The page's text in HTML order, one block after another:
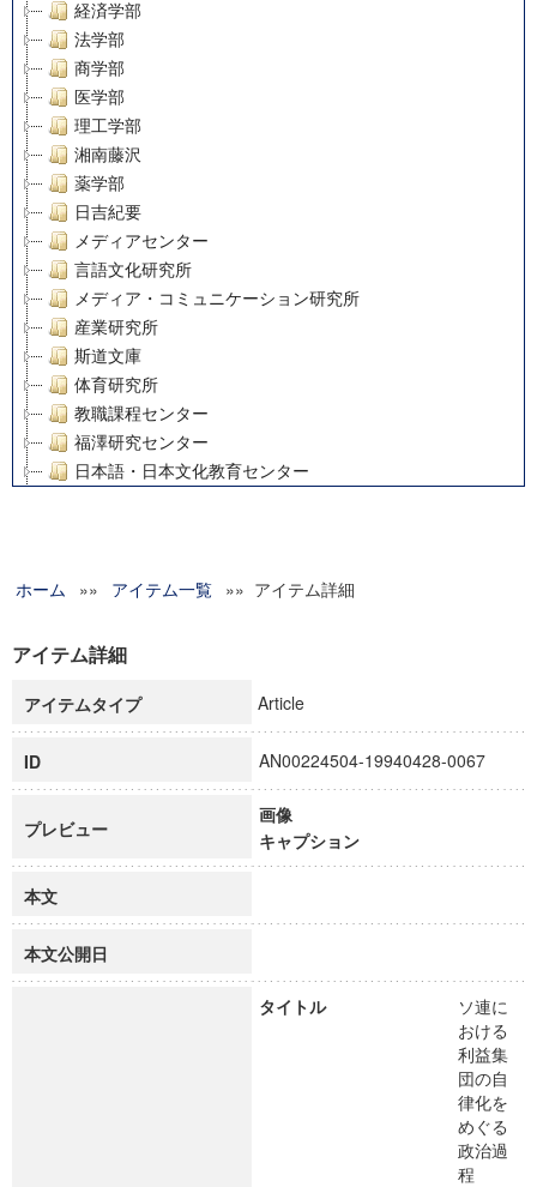
経済学部
法学部
商学部
医学部
理工学部
湘南藤沢
薬学部
日吉紀要
メディアセンター
言語文化研究所
メディア・コミュニケーション研究所
産業研究所
斯道文庫
体育研究所
教職課程センター
福澤研究センター
日本語・日本文化教育センター
グローバルリサーチインスティテュート
科学研究費補助金研究成果報告書
慶應義塾大学グローバルCOEプログラム市民社会ガバナンス
慶應義塾大学グローバルCOEプログラム論理と感性の先端的
博士課程教育リーディングプログラム「超成熟社会発展のサ
学術雑誌掲載論文等(8)
ホーム »» アイテム一覧 »» アイテム詳細
アイテム詳細
アイテムタイプ Article
ID AN00224504-19940428-0067
プレビュー
画像
キャプション
本文
本文公開日
タイトル
ソ連に
おける
利益集
団の自
律化を
めぐる
政治過
程